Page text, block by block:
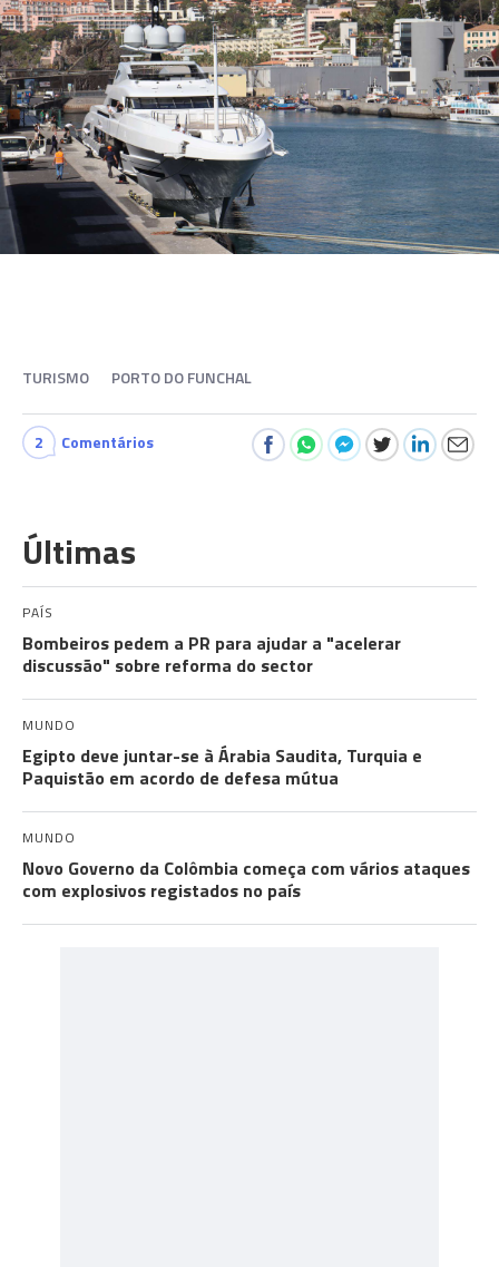
TURISMO PORTO DO FUNCHAL
2 Comentários
Últimas
PAÍS
Bombeiros pedem a PR para ajudar a "acelerar
discussão" sobre reforma do sector
MUNDO
Egipto deve juntar-se à Árabia Saudita, Turquia e
Paquistão em acordo de defesa mútua
MUNDO
Novo Governo da Colômbia começa com vários ataques
com explosivos registados no país